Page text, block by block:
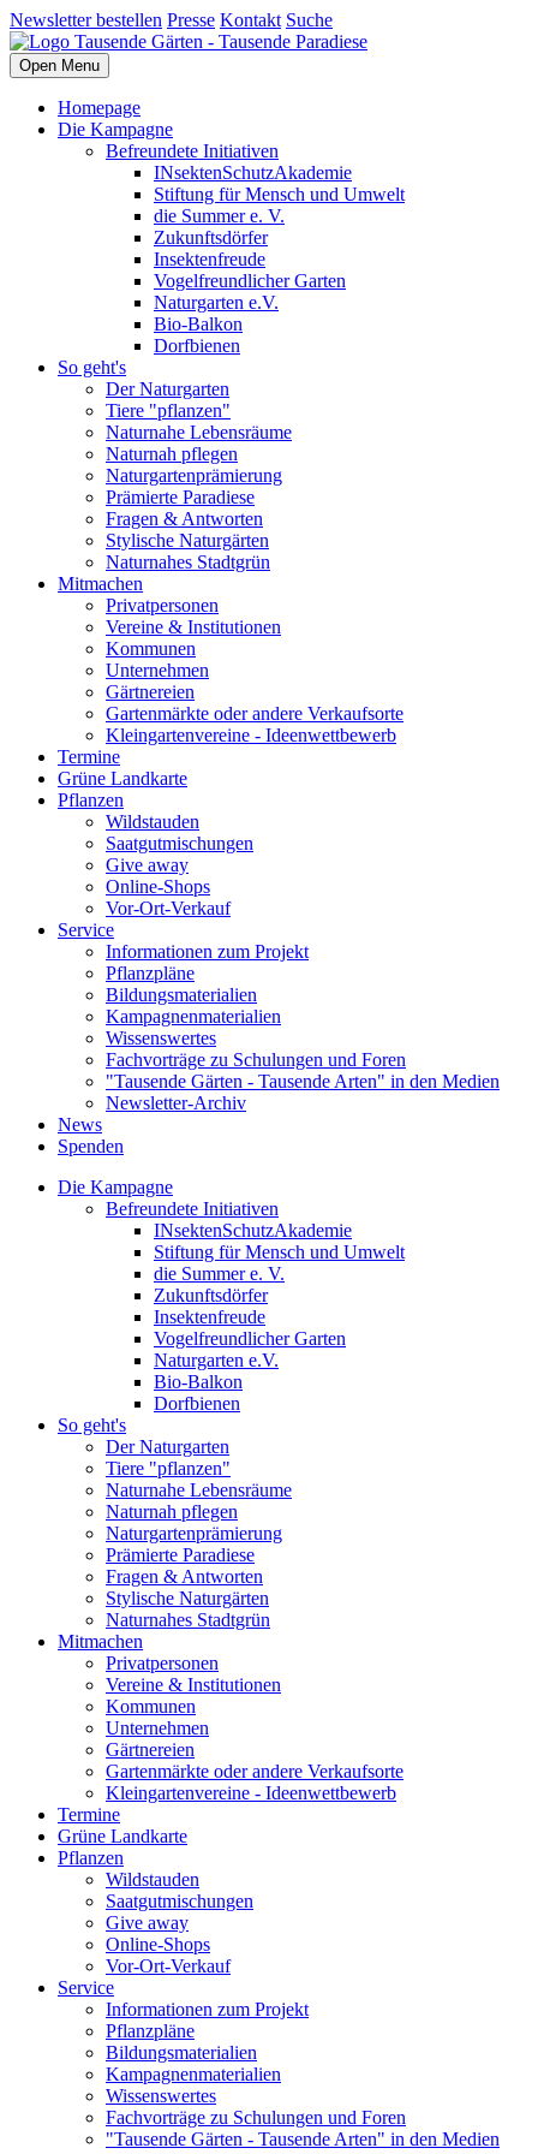
Newsletter bestellen Presse Kontakt Suche
Open Menu
Homepage
Die Kampagne
Befreundete Initiativen
INsektenSchutzAkademie
Stiftung für Mensch und Umwelt
die Summer e. V.
Zukunftsdörfer
Insektenfreude
Vogelfreundlicher Garten
Naturgarten e.V.
Bio-Balkon
Dorfbienen
So geht's
Der Naturgarten
Tiere "pflanzen"
Naturnahe Lebensräume
Naturnah pflegen
Naturgartenprämierung
Prämierte Paradiese
Fragen & Antworten
Stylische Naturgärten
Naturnahes Stadtgrün
Mitmachen
Privatpersonen
Vereine & Institutionen
Kommunen
Unternehmen
Gärtnereien
Gartenmärkte oder andere Verkaufsorte
Kleingartenvereine - Ideenwettbewerb
Termine
Grüne Landkarte
Pflanzen
Wildstauden
Saatgutmischungen
Give away
Online-Shops
Vor-Ort-Verkauf
Service
Informationen zum Projekt
Pflanzpläne
Bildungsmaterialien
Kampagnenmaterialien
Wissenswertes
Fachvorträge zu Schulungen und Foren
"Tausende Gärten - Tausende Arten" in den Medien
Newsletter-Archiv
News
Spenden
Die Kampagne
Befreundete Initiativen
INsektenSchutzAkademie
Stiftung für Mensch und Umwelt
die Summer e. V.
Zukunftsdörfer
Insektenfreude
Vogelfreundlicher Garten
Naturgarten e.V.
Bio-Balkon
Dorfbienen
So geht's
Der Naturgarten
Tiere "pflanzen"
Naturnahe Lebensräume
Naturnah pflegen
Naturgartenprämierung
Prämierte Paradiese
Fragen & Antworten
Stylische Naturgärten
Naturnahes Stadtgrün
Mitmachen
Privatpersonen
Vereine & Institutionen
Kommunen
Unternehmen
Gärtnereien
Gartenmärkte oder andere Verkaufsorte
Kleingartenvereine - Ideenwettbewerb
Termine
Grüne Landkarte
Pflanzen
Wildstauden
Saatgutmischungen
Give away
Online-Shops
Vor-Ort-Verkauf
Service
Informationen zum Projekt
Pflanzpläne
Bildungsmaterialien
Kampagnenmaterialien
Wissenswertes
Fachvorträge zu Schulungen und Foren
"Tausende Gärten - Tausende Arten" in den Medien